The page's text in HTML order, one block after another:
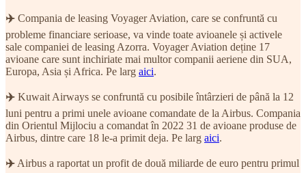
✈️ Compania de leasing Voyager Aviation, care se confruntă cu
probleme financiare serioase, va vinde toate avioanele și activele
sale companiei de leasing Azorra. Voyager Aviation deține 17
avioane care sunt inchiriate mai multor companii aeriene din SUA,
Europa, Asia și Africa. Pe larg aici.
✈️ Kuwait Airways se confruntă cu posibile întârzieri de până la 12
luni pentru a primi unele avioane comandate de la Airbus. Compania
din Orientul Mijlociu a comandat în 2022 31 de avioane produse de
Airbus, dintre care 18 le-a primit deja. Pe larg aici.
✈️Airbus a raportat un profit de două miliarde de euro pentru primul